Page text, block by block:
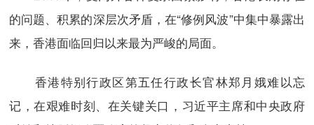
的问题、积累的深层次矛盾，在“修例风波”中集中暴露出
来，香港面临回归以来最为严峻的局面。
香港特别行政区第五任行政长官林郑月娥难以忘
记，在艰难时刻、在关键关口，习近平主席和中央政府